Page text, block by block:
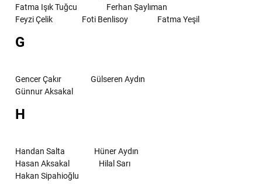
Fatma Işık Tuğcu
Ferhan Şaylıman
Feyzi Çelik
Foti Benlisoy Fatma Yeşil
G
Gencer Çakır
Gülseren Aydın
Günnur Aksakal
H
Handan Salta
Hüner Aydın
Hasan Aksakal
Hilal Sarı
Hakan Sipahioğlu